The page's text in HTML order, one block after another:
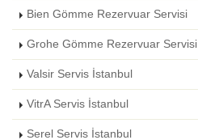
Bien Gömme Rezervuar Servisi
Grohe Gömme Rezervuar Servisi
Valsir Servis İstanbul
VitrA Servis İstanbul
Serel Servis İstanbul